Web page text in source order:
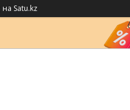
на Satu.kz